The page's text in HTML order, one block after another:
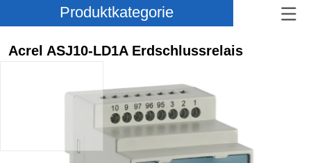
Produktkategorie
Acrel ASJ10-LD1A Erdschlussrelais